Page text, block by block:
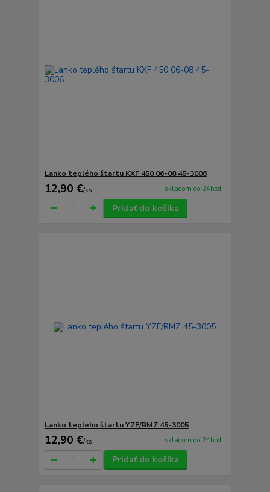
Lanko teplého štartu KXF 450 06-08 45-3006
12,90 €/ks skladom do 24hod.
Pridať do košíka
Lanko teplého štartu YZF/RMZ 45-3005
12,90 €/ks skladom do 24hod.
Pridať do košíka